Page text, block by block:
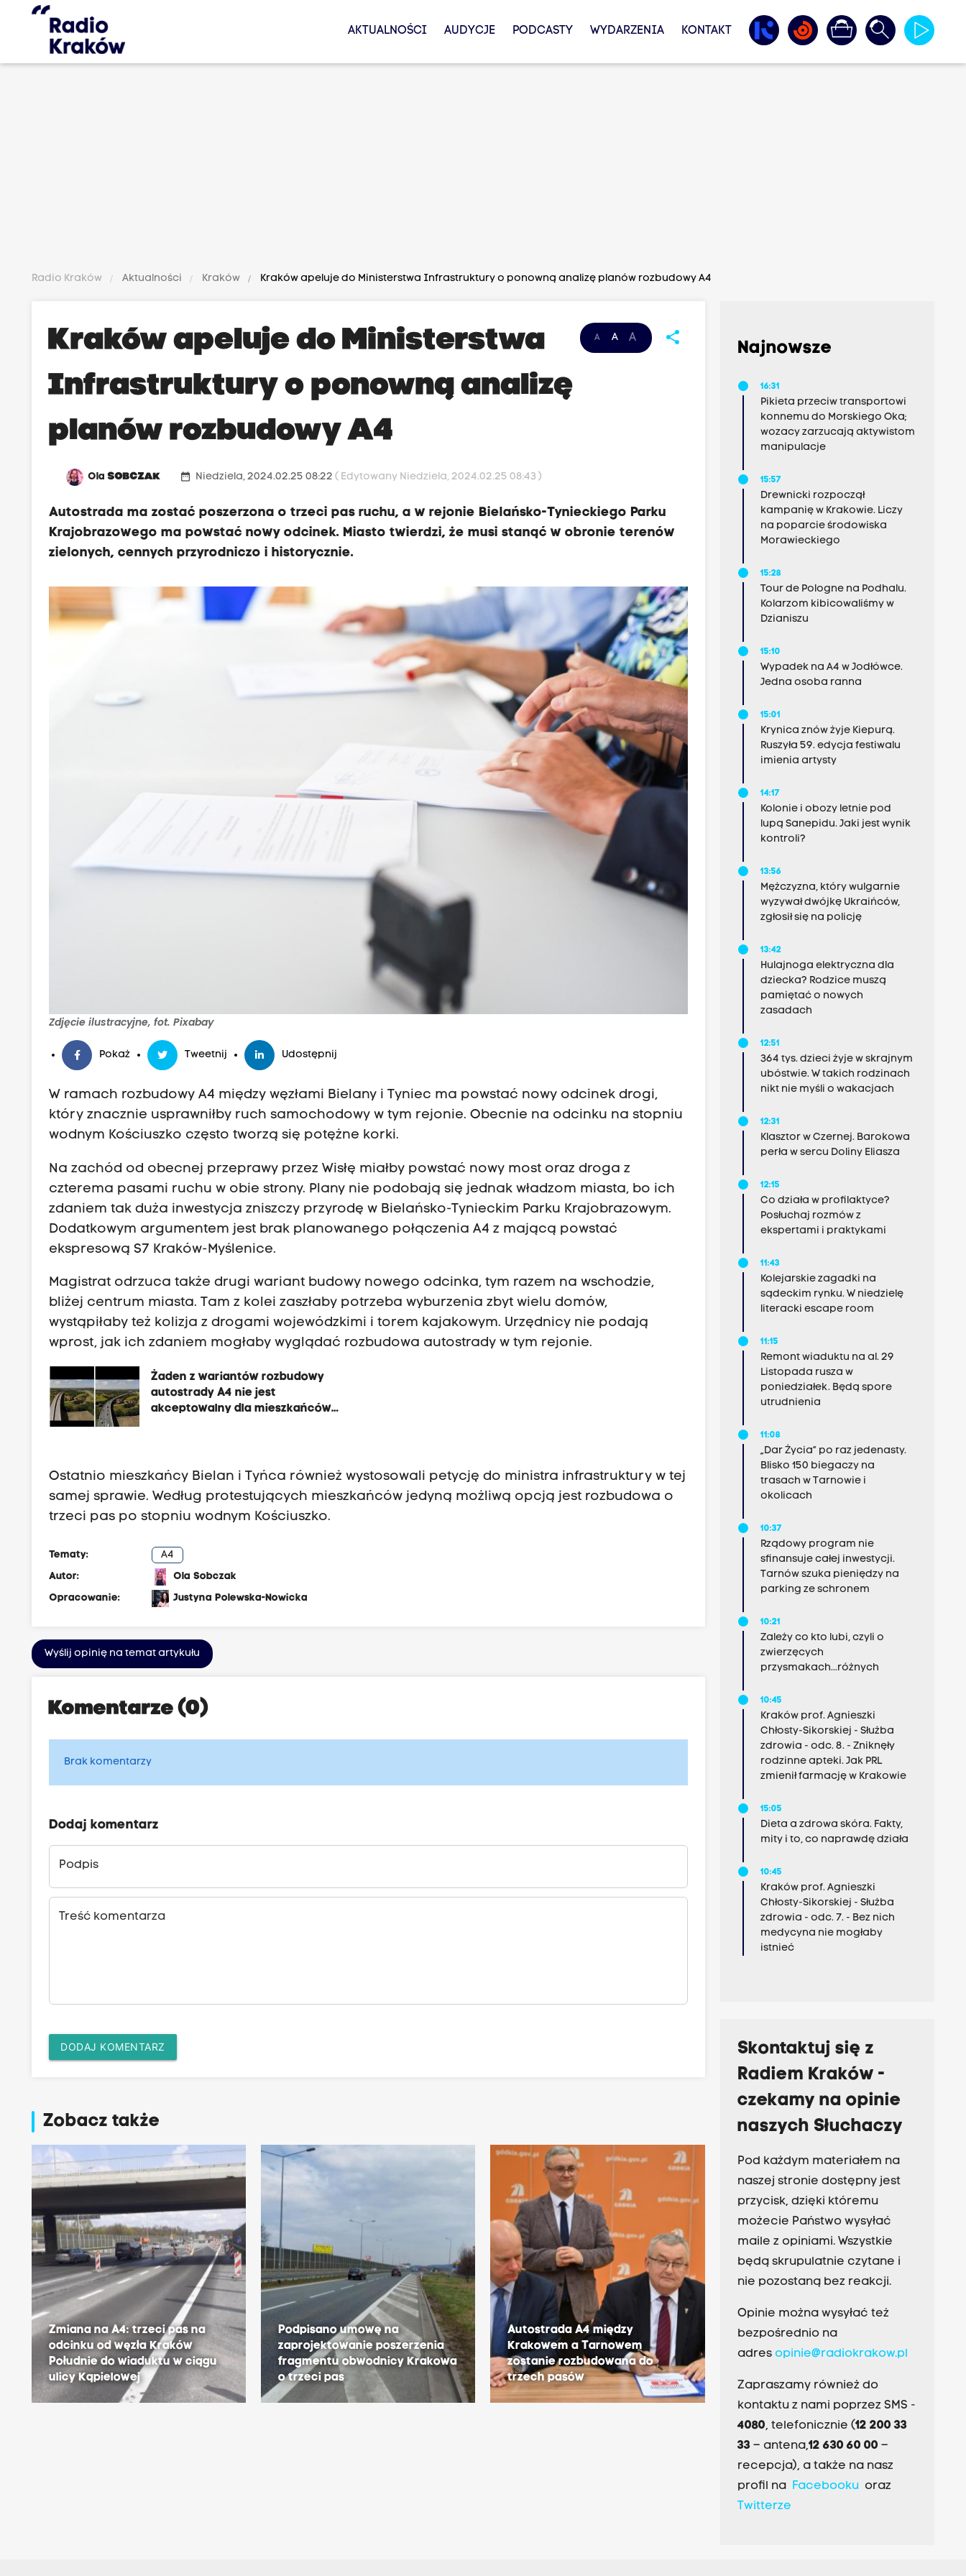
AKTUALNOŚCI AUDYCJE PODCASTY WYDARZENIA KONTAKT
Radio Kraków Aktualności Kraków Kraków apeluje do Ministerstwa Infrastruktury o ponowną analizę planów rozbudowy A4
A A A share
Kraków apeluje do Ministerstwa
Infrastruktury o ponowną analizę
planów rozbudowy A4
OlaSOBCZAK date_range Niedziela, 2024.02.25 08:22( Edytowany Niedziela, 2024.02.25 08:43 )
Autostrada ma zostać poszerzona o trzeci pas ruchu, a w rejonie Bielańsko-Tynieckiego Parku
Krajobrazowego ma powstać nowy odcinek. Miasto twierdzi, że musi stanąć w obronie terenów
zielonych, cennych przyrodniczo i historycznie.
Zdjęcie ilustracyjne, fot. Pixabay
Pokaż Tweetnij Udostępnij
W ramach rozbudowy A4 między węzłami Bielany i Tyniec ma powstać nowy odcinek drogi,
który znacznie usprawniłby ruch samochodowy w tym rejonie. Obecnie na odcinku na stopniu
wodnym Kościuszko często tworzą się potężne korki.
Na zachód od obecnej przeprawy przez Wisłę miałby powstać nowy most oraz droga z
czterema pasami ruchu w obie strony. Plany nie podobają się jednak władzom miasta, bo ich
zdaniem tak duża inwestycja zniszczy przyrodę w Bielańsko-Tynieckim Parku Krajobrazowym.
Dodatkowym argumentem jest brak planowanego połączenia A4 z mającą powstać
ekspresową S7 Kraków-Myślenice.
Magistrat odrzuca także drugi wariant budowy nowego odcinka, tym razem na wschodzie,
bliżej centrum miasta. Tam z kolei zaszłaby potrzeba wyburzenia zbyt wielu domów,
wystąpiłaby też kolizja z drogami wojewódzkimi i torem kajakowym. Urzędnicy nie podają
wprost, jak ich zdaniem mogłaby wyglądać rozbudowa autostrady w tym rejonie.
Żaden z wariantów rozbudowy
autostrady A4 nie jest
akceptowalny dla mieszkańców
Ostatnio mieszkańcy Bielan i Tyńca również wystosowali petycję do ministra infrastruktury w tej
samej sprawie. Według protestujących mieszkańców jedyną możliwą opcją jest rozbudowa o
trzeci pas po stopniu wodnym Kościuszko.
Tematy:
A4
Autor:
Ola Sobczak
Opracowanie:
Justyna Polewska-Nowicka
Wyślij opinię na temat artykułu
Komentarze (0)
Brak komentarzy
Dodaj komentarz
Podpis
Treść komentarza
DODAJ KOMENTARZ
Zobacz także
Zmiana na A4: trzeci pas na
odcinku od węzła Kraków
Południe do wiaduktu w ciągu
ulicy Kąpielowej
Podpisano umowę na
zaprojektowanie poszerzenia
fragmentu obwodnicy Krakowa
o trzeci pas
Autostrada A4 między
Krakowem a Tarnowem
zostanie rozbudowana do
trzech pasów
Najnowsze
16:31
Pikieta przeciw transportowi
konnemu do Morskiego Oka;
wozacy zarzucają aktywistom
manipulacje
15:57
Drewnicki rozpoczął
kampanię w Krakowie. Liczy
na poparcie środowiska
Morawieckiego
15:28
Tour de Pologne na Podhalu.
Kolarzom kibicowaliśmy w
Dzianiszu
15:10
Wypadek na A4 w Jodłówce.
Jedna osoba ranna
15:01
Krynica znów żyje Kiepurą.
Ruszyła 59. edycja festiwalu
imienia artysty
14:17
Kolonie i obozy letnie pod
lupą Sanepidu. Jaki jest wynik
kontroli?
13:56
Mężczyzna, który wulgarnie
wyzywał dwójkę Ukraińców,
zgłosił się na policję
13:42
Hulajnoga elektryczna dla
dziecka? Rodzice muszą
pamiętać o nowych
zasadach
12:51
364 tys. dzieci żyje w skrajnym
ubóstwie. W takich rodzinach
nikt nie myśli o wakacjach
12:31
Klasztor w Czernej. Barokowa
perła w sercu Doliny Eliasza
12:15
Co działa w profilaktyce?
Posłuchaj rozmów z
ekspertami i praktykami
11:43
Kolejarskie zagadki na
sądeckim rynku. W niedzielę
literacki escape room
11:15
Remont wiaduktu na al. 29
Listopada rusza w
poniedziałek. Będą spore
utrudnienia
11:08
„Dar Życia” po raz jedenasty.
Blisko 150 biegaczy na
trasach w Tarnowie i
okolicach
10:37
Rządowy program nie
sfinansuje całej inwestycji.
Tarnów szuka pieniędzy na
parking ze schronem
10:21
Zależy co kto lubi, czyli o
zwierzęcych
przysmakach...różnych
10:45
Kraków prof. Agnieszki
Chłosty-Sikorskiej - Służba
zdrowia - odc. 8. - Zniknęły
rodzinne apteki. Jak PRL
zmienił farmację w Krakowie
15:05
Dieta a zdrowa skóra. Fakty,
mity i to, co naprawdę działa
10:45
Kraków prof. Agnieszki
Chłosty-Sikorskiej - Służba
zdrowia - odc. 7. - Bez nich
medycyna nie mogłaby
istnieć
Skontaktuj się z
Radiem Kraków -
czekamy na opinie
naszych Słuchaczy
Pod każdym materiałem na
naszej stronie dostępny jest
przycisk, dzięki któremu
możecie Państwo wysyłać
maile z opiniami. Wszystkie
będą skrupulatnie czytane i
nie pozostaną bez reakcji.
Opinie można wysyłać też
bezpośrednio na
adres opinie@radiokrakow.pl
Zapraszamy również do
kontaktu z nami poprzez SMS -
4080, telefonicznie (12 200 33
33– antena,12 630 60 00 –
recepcja), a także na nasz
profil na Facebookuoraz
Twitterze